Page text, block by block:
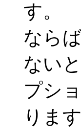
す。
なら
ない
プシ
りま